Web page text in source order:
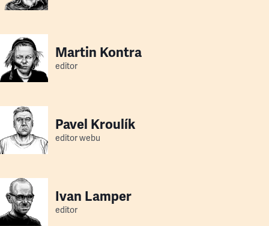
Martin Kontra
editor
Pavel Kroulík
editor webu
Ivan Lamper
editor